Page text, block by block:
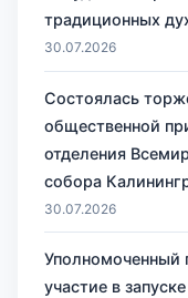
традиционных
30.07.2026
Состоялась
общественной
отделения
собора
30.07.2026
Уполномоченный
участие в